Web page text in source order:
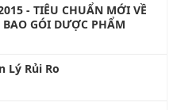
- TIÊU CHUẨN MỚI VỀ
BAO GÓI DƯỢC PHẨM
Lý Rủi Ro